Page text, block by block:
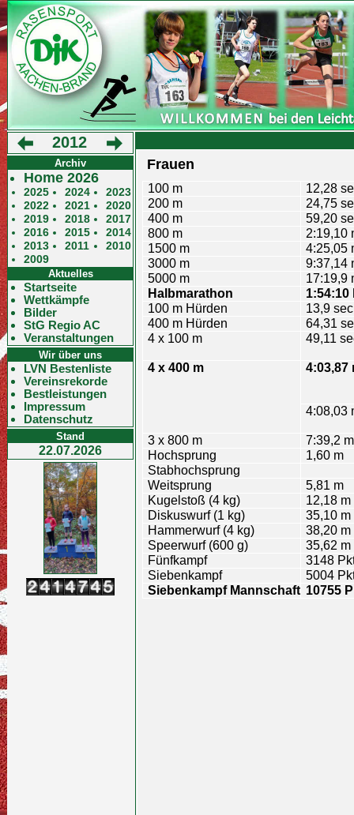
2012
Archiv
Home 2026
2025 2024
2023
2022
2021
2020
2019
2018
2017
2016
2015
2014
2013
2011
2010
2009
Aktuelles
Startseite
Wettkämpfe
Bilder
StG Regio AC
Veranstaltungen
Wir über uns
LVN Bestenliste
Vereinsrekorde
Bestleistungen
Impressum
Datenschutz
Stand
22.07.2026
Frauen
100 m
12,28
200 m
24,75
400 m
59,20
800 m
2:19,10
1500 m
4:25,05
3000 m
9:37,14
5000 m
17:19,9
Halbmarathon
1:54:10
100 m Hürden
13,9 sec
400 m Hürden
64,31
4 x 100 m
49,11
4 x 400 m 4:03,87
4:08,03
3 x 800 m
7:39,2
Hochsprung
1,60 m
Stabhochsprung
Weitsprung
5,81 m
Kugelstoß (4 kg)
12,18 m
Diskuswurf (1 kg)
35,10 m
Hammerwurf (4 kg)
38,20 m
Speerwurf (600 g)
35,62 m
Fünfkampf
3148
Siebenkampf
5004
Siebenkampf Mannschaft 10755